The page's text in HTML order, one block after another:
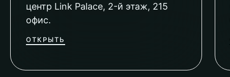
центр Link Palace, 2-й этаж, 215
офис.
ОТКРЫТЬ